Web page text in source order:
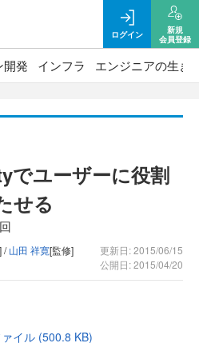
ログイン
新規
会員登録
開発 インフラ エンジニアの生き
でユーザーに役割
せる
/山田 祥寛[監修]
更新日: 2015/06/15
公開日: 2015/04/20
イル (500.8 KB)